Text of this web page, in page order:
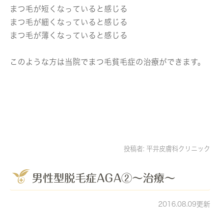
まつ毛が短くなっていると感じる
まつ毛が細くなっていると感じる
まつ毛が薄くなっていると感じる
このような方は当院でまつ毛貧毛症の治療ができます。
投稿者: 平井皮膚科クリニック
男性型脱毛症AGA②～治療～
2016.08.09更新